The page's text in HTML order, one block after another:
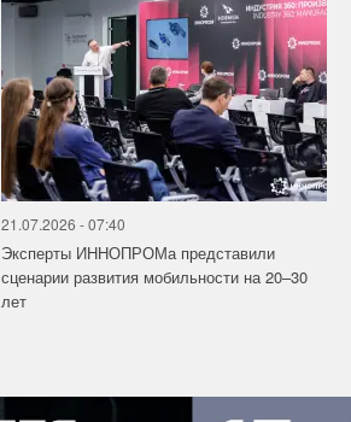
21.07.2026 - 07:40
Эксперты ИННОПРОМа представили
сценарии развития мобильности на 20–30
лет